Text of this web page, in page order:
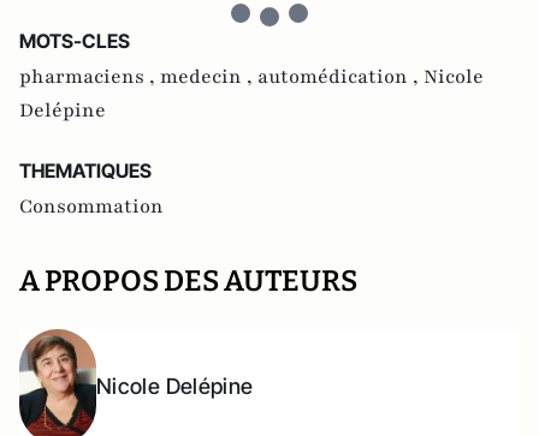
MOTS-CLES
pharmaciens , medecin , automédication , Nicole
Delépine
THEMATIQUES
Consommation
A PROPOS DES AUTEURS
Nicole Delépine